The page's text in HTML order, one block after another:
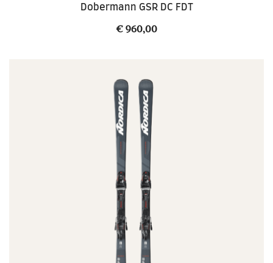
Dobermann GSR DC FDT
€ 960,00